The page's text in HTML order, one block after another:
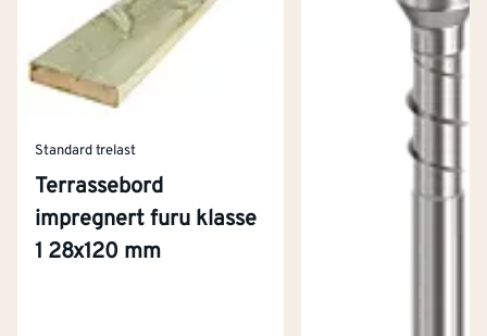
Standard trelast
Terrassebord
impregnert furu klasse
1 28x120 mm